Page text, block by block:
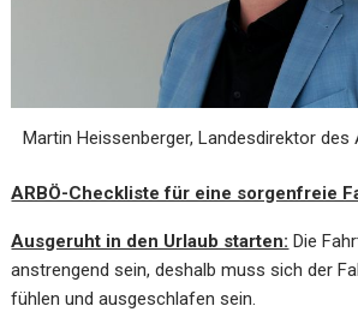
Martin Heissenberger, Landesdirektor des
ARBÖ-Checkliste für eine sorgenfreie
Ausgeruht in den Urlaub starten: Die
anstrengend sein, deshalb muss sich der
fühlen und ausgeschlafen sein.